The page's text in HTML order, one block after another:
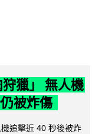
獵」 無人機
被炸傷
追擊近 40 秒後被炸